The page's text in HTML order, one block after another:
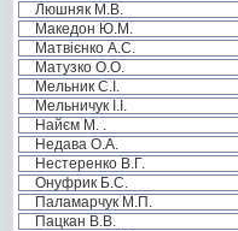
Люшняк М.В.
Македон Ю.М.
Матвієнко А.С.
Матузко О.О.
Мельник С.І.
Мельничук І.І.
Найєм М. .
Недава О.А.
Нестеренко В.Г.
Онуфрик Б.С.
Паламарчук М.П.
Пацкан В.В.